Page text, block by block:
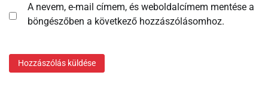
A nevem, e-mail címem, és weboldalcímem mentése a
böngészőben a következő hozzászólásomhoz.